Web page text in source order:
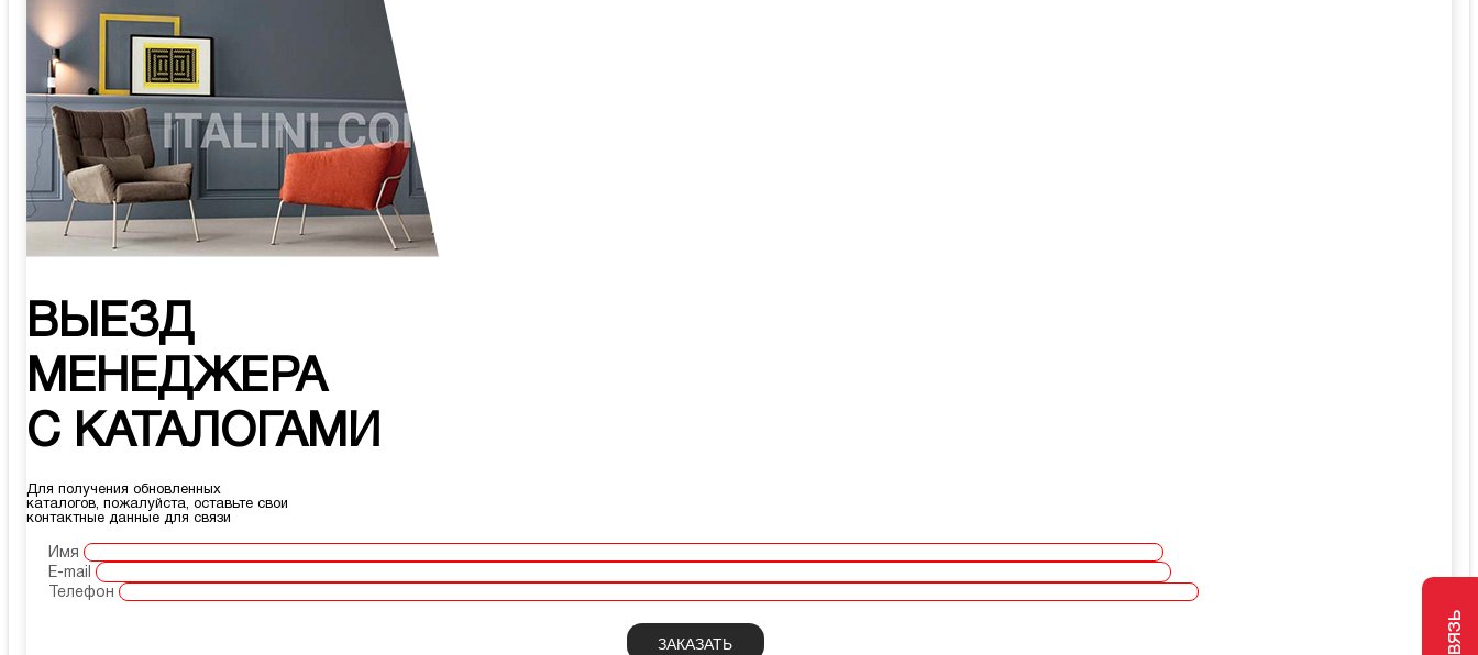
ВЫЕЗД
МЕНЕДЖЕРА
С КАТАЛОГАМИ
Для получения обновленных
каталогов, пожалуйста, оставьте свои
контактные данные для связи
Имя
E-mail
Телефон